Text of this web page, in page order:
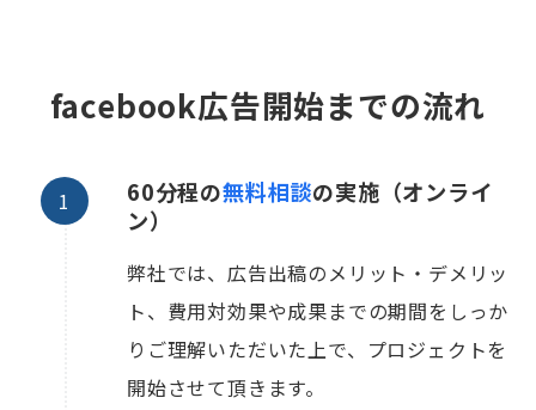
facebook広告開始までの流れ
60分程の無料相談の実施（オンライ
ン）
弊社では、広告出稿のメリット・デメリッ
ト、費用対効果や成果までの期間をしっか
りご理解いただいた上で、プロジェクトを
開始させて頂きます。